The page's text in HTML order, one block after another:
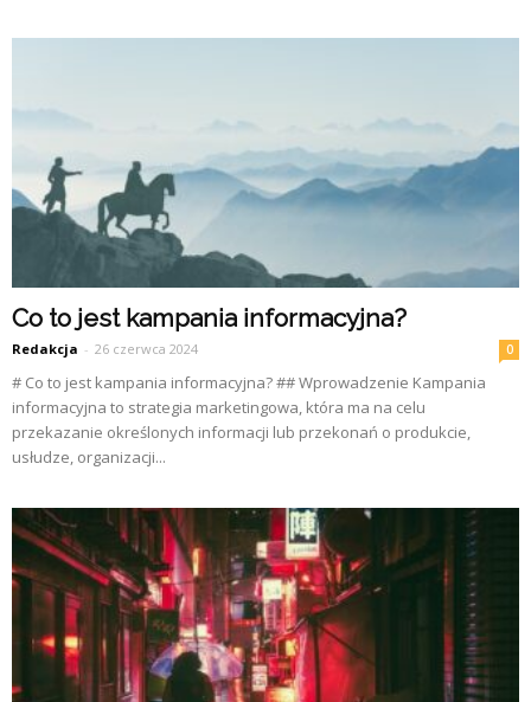
Co to jest kampania informacyjna?
Redakcja - 26 czerwca 2024 0
# Co to jest kampania informacyjna? ## Wprowadzenie Kampania
informacyjna to strategia marketingowa, która ma na celu
przekazanie określonych informacji lub przekonań o produkcie,
usłudze, organizacji...